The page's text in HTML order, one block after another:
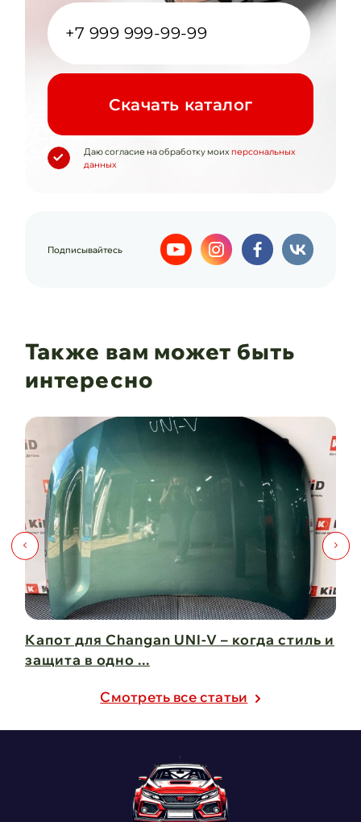
Cкачать каталог
Даю согласие на обработку моих персональных
данных
Подписывайтесь
Также вам может быть
интересно
Капот для Changan UNI-V – когда стиль и
защита в одно ...
Cмотреть все статьи